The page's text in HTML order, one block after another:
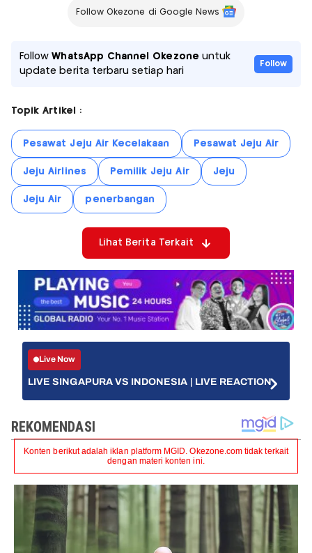
Follow Okezone di Google News
FollowWhatsApp Channel Okezone untuk
update berita terbaru setiap hari
Follow
Topik Artikel :
Pesawat Jeju Air Kecelakaan Pesawat Jeju Air
Jeju Airlines Pemilik Jeju Air Jeju
Jeju Air penerbangan
Lihat Berita Terkait
Live Now
LIVE SINGAPURA VS INDONESIA | LIVE REACTION